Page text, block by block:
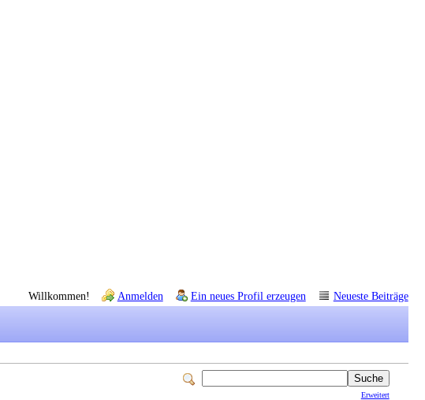
Willkommen! Anmelden Ein neues Profil erzeugen Neueste Beiträge
Erweitert